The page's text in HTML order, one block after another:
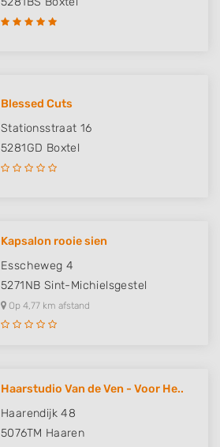
Blessed Cuts
Stationsstraat 16
5281GD Boxtel
Kapsalon rooie sien
Esscheweg 4
5271NB Sint-Michielsgestel
Op 4,77 km afstand
Haarstudio Van de Ven - Voor He..
Haarendijk 48
5076TM Haaren